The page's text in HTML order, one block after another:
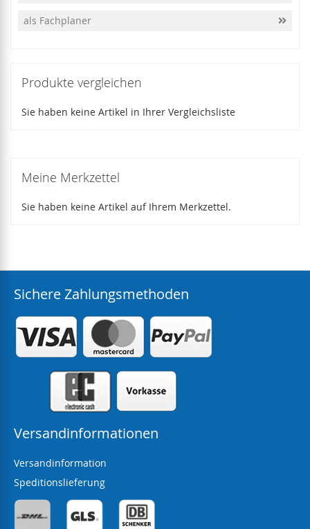
als Fachplaner
Produkte vergleichen
Sie haben keine Artikel in Ihrer Vergleichsliste
Meine Merkzettel
Sie haben keine Artikel auf Ihrem Merkzettel.
Sichere Zahlungsmethoden
Versandinformationen
Versandinformation
Speditionslieferung